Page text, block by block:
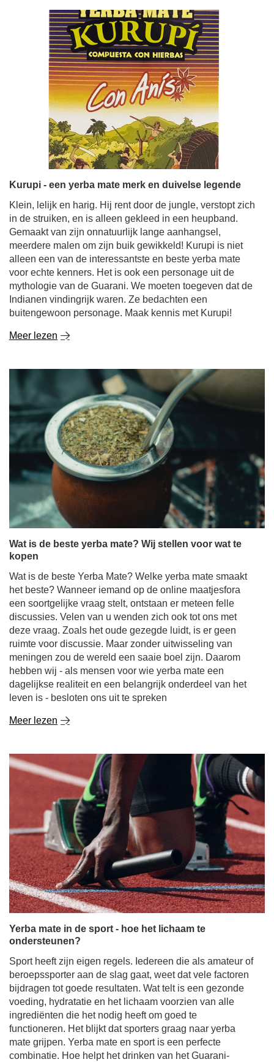
Kurupi - een yerba mate merk en duivelse legende
Klein, lelijk en harig. Hij rent door de jungle, verstopt zich
in de struiken, en is alleen gekleed in een heupband.
Gemaakt van zijn onnatuurlijk lange aanhangsel,
meerdere malen om zijn buik gewikkeld! Kurupi is niet
alleen een van de interessantste en beste yerba mate
voor echte kenners. Het is ook een personage uit de
mythologie van de Guarani. We moeten toegeven dat de
Indianen vindingrijk waren. Ze bedachten een
buitengewoon personage. Maak kennis met Kurupi!
Meer lezen
Wat is de beste yerba mate? Wij stellen voor wat te
kopen
Wat is de beste Yerba Mate? Welke yerba mate smaakt
het beste? Wanneer iemand op de online maatjesfora
een soortgelijke vraag stelt, ontstaan er meteen felle
discussies. Velen van u wenden zich ook tot ons met
deze vraag. Zoals het oude gezegde luidt, is er geen
ruimte voor discussie. Maar zonder uitwisseling van
meningen zou de wereld een saaie boel zijn. Daarom
hebben wij - als mensen voor wie yerba mate een
dagelijkse realiteit en een belangrijk onderdeel van het
leven is - besloten ons uit te spreken
Meer lezen
Yerba mate in de sport - hoe het lichaam te
ondersteunen?
Sport heeft zijn eigen regels. Iedereen die als amateur of
beroepssporter aan de slag gaat, weet dat vele factoren
bijdragen tot goede resultaten. Wat telt is een gezonde
voeding, hydratatie en het lichaam voorzien van alle
ingrediënten die het nodig heeft om goed te
functioneren. Het blijkt dat sporters graag naar yerba
mate grijpen. Yerba mate en sport is een perfecte
combinatie. Hoe helpt het drinken van het Guarani-